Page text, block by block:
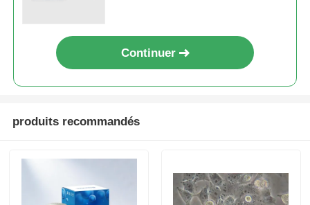
Continuer
produits recommandés